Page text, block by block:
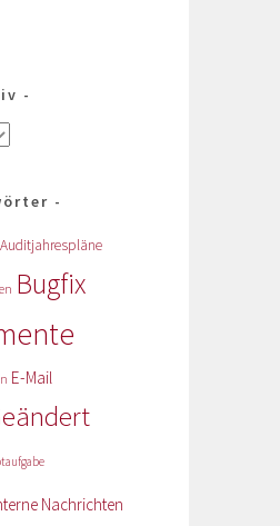
Auditjahrespläne
Bugfix
E-Mail
Nachrichten